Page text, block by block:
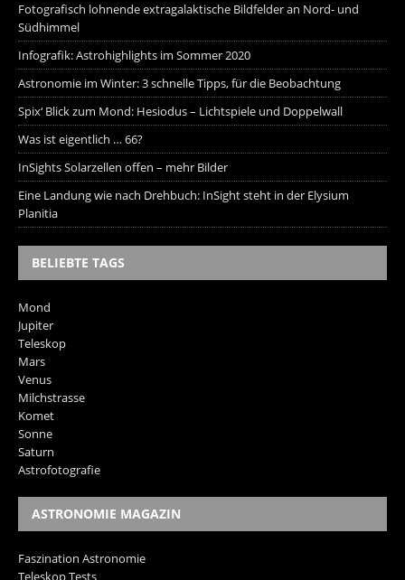
Fotografisch lohnende extragalaktische Bildfelder an Nord- und
Südhimmel
Infografik: Astrohighlights im Sommer 2020
Astronomie im Winter: 3 schnelle Tipps, für die Beobachtung
Spix‘ Blick zum Mond: Hesiodus – Lichtspiele und Doppelwall
Was ist eigentlich … 66?
InSights Solarzellen offen – mehr Bilder
Eine Landung wie nach Drehbuch: InSight steht in der Elysium
Planitia
BELIEBTE TAGS
Mond
Jupiter
Teleskop
Mars
Venus
Milchstrasse
Komet
Sonne
Saturn
Astrofotografie
ASTRONOMIE MAGAZIN
Faszination Astronomie
Teleskop Tests